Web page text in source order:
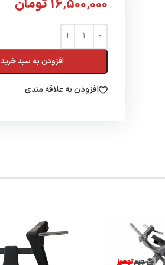
16,500,000 تومان
افزودن به سبد خرید
افزودن به علاقه مندی